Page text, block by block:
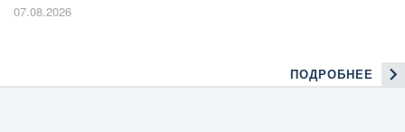
07.08.2026
ПОДРОБНЕЕ